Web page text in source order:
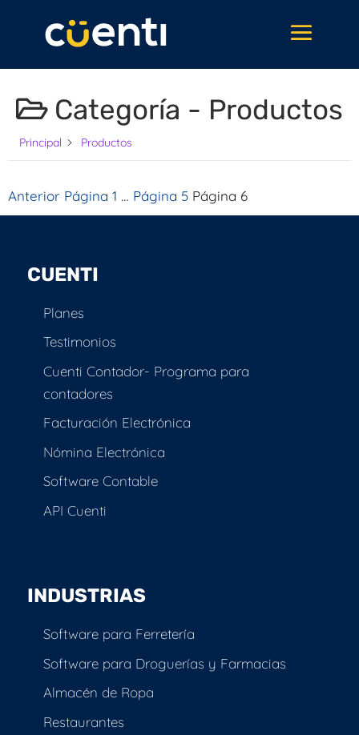
Categoría - Productos
Principal Productos
Paginación
de
Anterior Página 1 … Página 5 Página 6
CUENTI
Planes
Testimonios
Cuenti Contador- Programa para
contadores
Facturación Electrónica
Nómina Electrónica
Software Contable
API Cuenti
INDUSTRIAS
Software para Ferretería
Software para Droguerías y Farmacias
Almacén de Ropa
Restaurantes